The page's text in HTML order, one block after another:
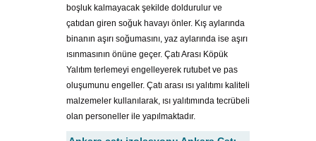
boşluk kalmayacak şekilde doldurulur ve
çatıdan giren soğuk havayı önler. Kış aylarında
binanın aşırı soğumasını, yaz aylarında ise aşırı
ısınmasının önüne geçer. Çatı Arası Köpük
Yalıtım terlemeyi engelleyerek rutubet ve pas
oluşumunu engeller. Çatı arası ısı yalıtımı kaliteli
malzemeler kullanılarak, ısı yalıtımında tecrübeli
olan personeller ile yapılmaktadır.